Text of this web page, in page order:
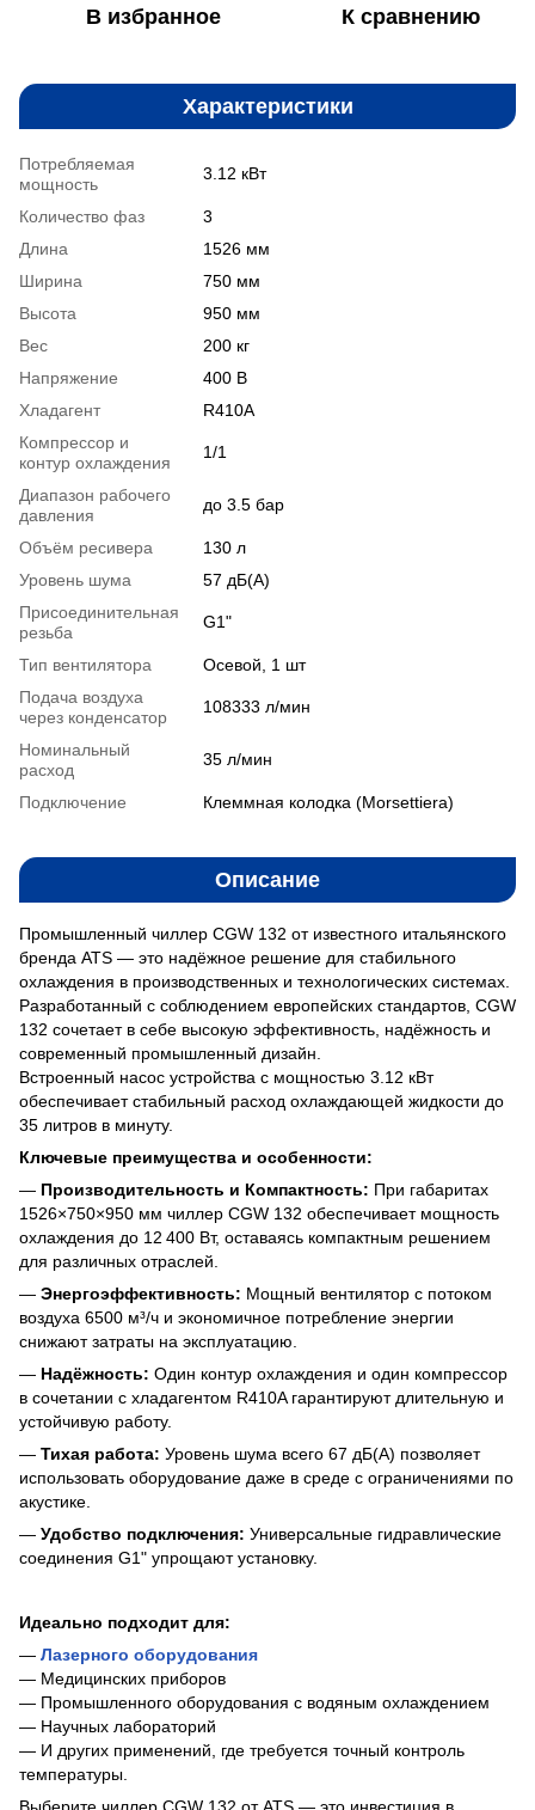
В избранное К сравнению
Характеристики
Потребляемая
мощность
3.12 кВт
Количество фаз
3
Длина
1526 мм
Ширина
750 мм
Высота
950 мм
Вес
200 кг
Напряжение
400 В
Хладагент
R410A
Компрессор и
контур охлаждения
1/1
Диапазон рабочего
давления
до 3.5 бар
Объём ресивера
130 л
Уровень шума
57 дБ(А)
Присоединительная
резьба
G1"
Тип вентилятора
Осевой, 1 шт
Подача воздуха
через конденсатор
108333 л/мин
Номинальный
расход
35 л/мин
Подключение Клеммная колодка (Morsettiera)
Описание
Промышленный чиллер CGW 132 от известного итальянского
бренда ATS — это надёжное решение для стабильного
охлаждения в производственных и технологических системах.
Разработанный с соблюдением европейских стандартов, CGW
132 сочетает в себе высокую эффективность, надёжность и
современный промышленный дизайн.
Встроенный насос устройства с мощностью 3.12 кВт
обеспечивает стабильный расход охлаждающей жидкости до
35 литров в минуту.
Ключевые преимущества и особенности:
— Производительность и Компактность: При габаритах
1526×750×950 мм чиллер CGW 132 обеспечивает мощность
охлаждения до 12 400 Вт, оставаясь компактным решением
для различных отраслей.
— Энергоэффективность: Мощный вентилятор с потоком
воздуха 6500 м³/ч и экономичное потребление энергии
снижают затраты на эксплуатацию.
— Надёжность: Один контур охлаждения и один компрессор
в сочетании с хладагентом R410A гарантируют длительную и
устойчивую работу.
— Тихая работа: Уровень шума всего 67 дБ(А) позволяет
использовать оборудование даже в среде с ограничениями по
акустике.
— Удобство подключения: Универсальные гидравлические
соединения G1" упрощают установку.
Идеально подходит для:
— Лазерного оборудования
— Медицинских приборов
— Промышленного оборудования с водяным охлаждением
— Научных лабораторий
— И других применений, где требуется точный контроль
температуры.
Выберите чиллер CGW 132 от ATS — это инвестиция в